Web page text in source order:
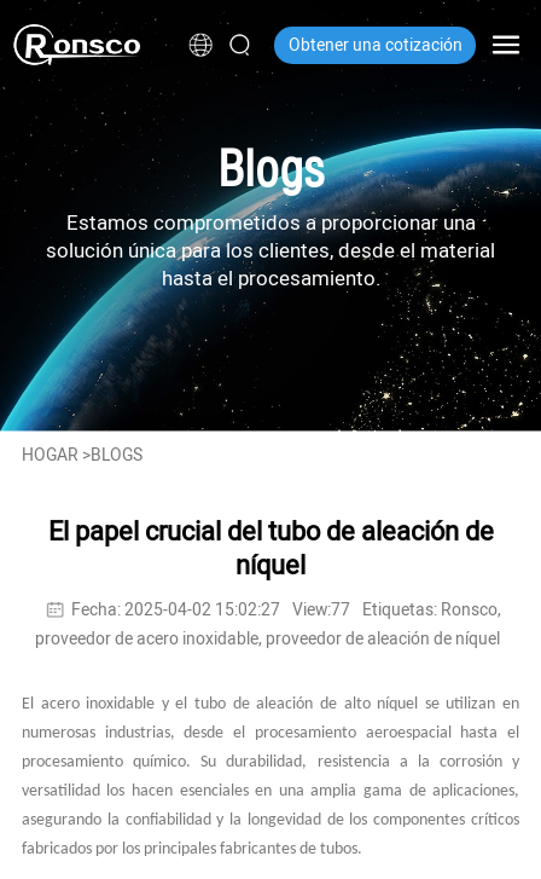
Obtener una cotización
Blogs
Estamos comprometidos a proporcionar una
solución única para los clientes, desde el material
hasta el procesamiento.
HOGAR >BLOGS
El papel crucial del tubo de aleación de
níquel
Fecha: 2025-04-02 15:02:27 View:77 Etiquetas: Ronsco,
proveedor de acero inoxidable, proveedor de aleación de níquel
El acero inoxidable y el tubo de aleación de alto níquel se utilizan en
numerosas industrias, desde el procesamiento aeroespacial hasta el
procesamiento químico. Su durabilidad, resistencia a la corrosión y
versatilidad los hacen esenciales en una amplia gama de aplicaciones,
asegurando la confiabilidad y la longevidad de los componentes críticos
fabricados por los principales fabricantes de tubos.